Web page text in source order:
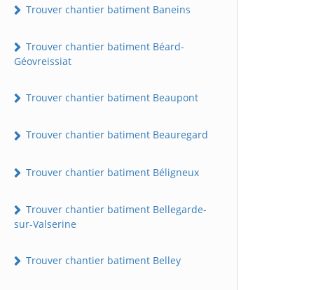
Trouver chantier batiment Baneins
Trouver chantier batiment Béard-
Géovreissiat
Trouver chantier batiment Beaupont
Trouver chantier batiment Beauregard
Trouver chantier batiment Béligneux
Trouver chantier batiment Bellegarde-
sur-Valserine
Trouver chantier batiment Belley